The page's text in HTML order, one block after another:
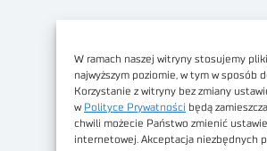
W ramach naszej witryny stosujemy
najwyższym poziomie, w tym w sposób
Korzystanie z witryny bez zmiany
w Polityce Prywatności będą
chwili możecie Państwo zmienić
internetowej. Akceptacja niezbędnych
Dostępność
Regulamin Portalu
Regulamin sklepu